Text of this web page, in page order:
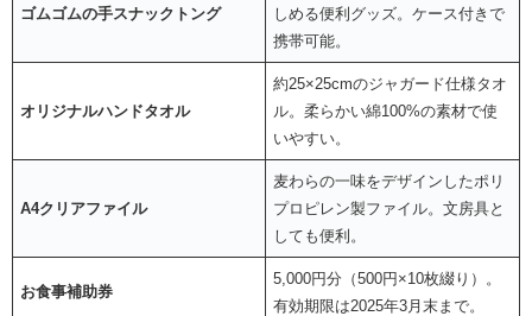
ゴムゴムの手スナックトング
しめる便利グッズ。ケース付きで
携帯可能。
オリジナルハンドタオル
約25×25cmのジャガード仕様タオ
ル。柔らかい綿100%の素材で使
いやすい。
A4クリアファイル
麦わらの一味をデザインしたポリ
プロピレン製ファイル。文房具と
しても便利。
お食事補助券
5,000円分（500円×10枚綴り）。
有効期限は2025年3月末まで。